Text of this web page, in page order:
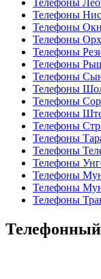
Телефоны
Телефоны
Телефоны
Телефоны
Телефоны
Телефоны
Телефоны
Телефоны
Телефоны
Телефоны
Телефоны
Телефоны
Телефоны
Телефоны
Телефоны
Телефоны
Телефоны